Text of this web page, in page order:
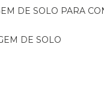
DE SOLO PARA
DE SOLO